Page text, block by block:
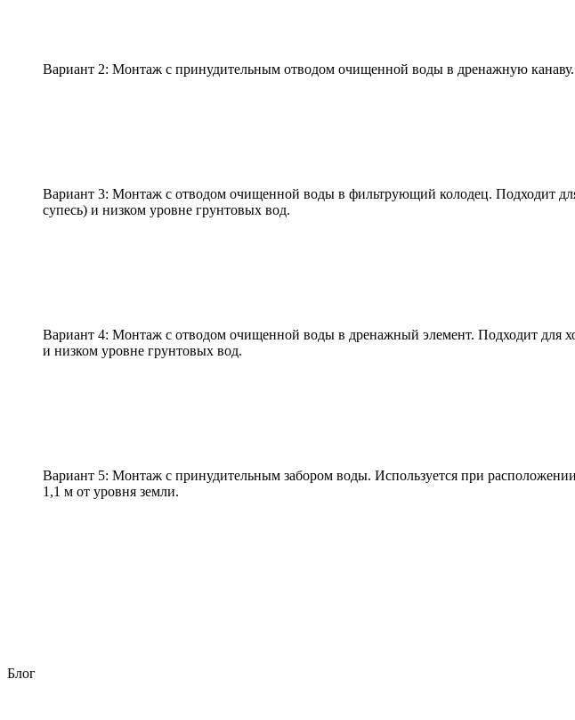
Вариант 2: Монтаж с принудительным отводом очищенной воды в дренажную канаву.
Вариант 3: Монтаж с отводом очищенной воды в фильтрующий колодец. Подходит
супесь) и низком уровне грунтовых вод.
Вариант 4: Монтаж с отводом очищенной воды в дренажный элемент. Подходит для
и низком уровне грунтовых вод.
Вариант 5: Монтаж с принудительным забором воды. Используется при
1,1 м от уровня земли.
Блог